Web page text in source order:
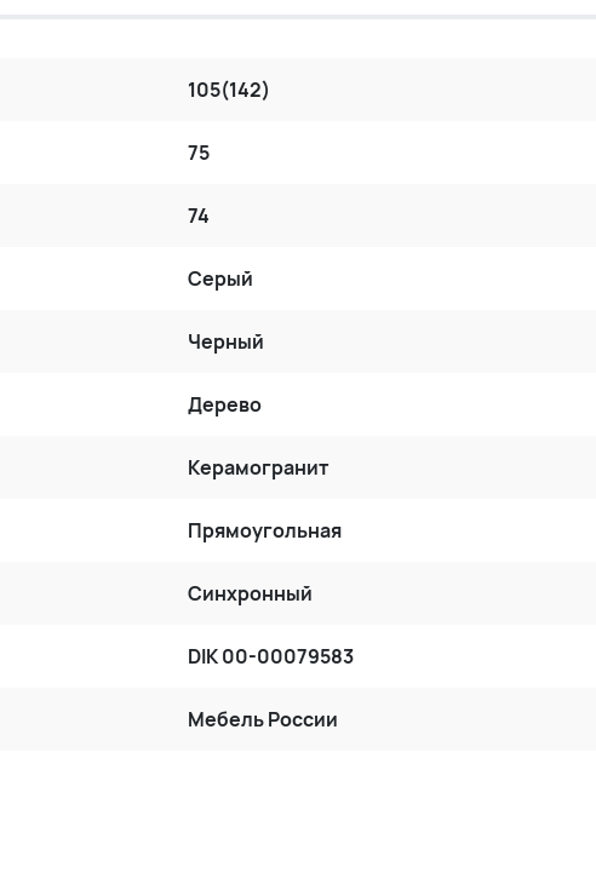
105(142)
75
74
Серый
Черный
Дерево
Керамогранит
Прямоугольная
Синхронный
DIK 00-00079583
Мебель России